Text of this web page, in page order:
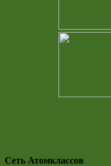
Сеть Атомклассов